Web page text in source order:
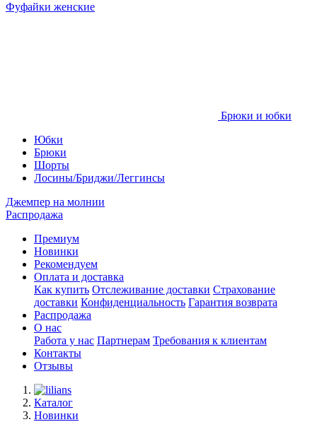
Фуфайки женские
Брюки и юбки
Юбки
Брюки
Шорты
Лосины/Бриджи/Леггинсы
Джемпер на молнии
Распродажа
Премиум
Новинки
Рекомендуем
Оплата и доставка
Как купить Отслеживание доставки Страхование
доставки Конфиденциальность Гарантия возврата
Распродажа
О нас
Работа у нас Партнерам Требования к клиентам
Контакты
Отзывы
Каталог
Новинки